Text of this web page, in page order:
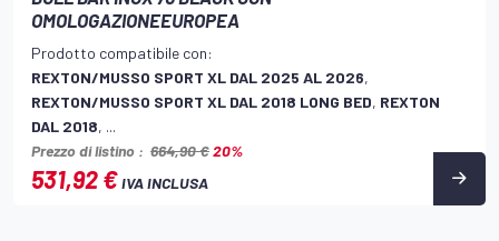
OMOLOGAZIONEEUROPEA
Prodotto compatibile con:
REXTON/MUSSO SPORT XL DAL 2025 AL 2026,
REXTON/MUSSO SPORT XL DAL 2018 LONG BED, REXTON
DAL 2018, ...
Prezzo di listino : 664,90 €20%
531,92 €IVA INCLUSA